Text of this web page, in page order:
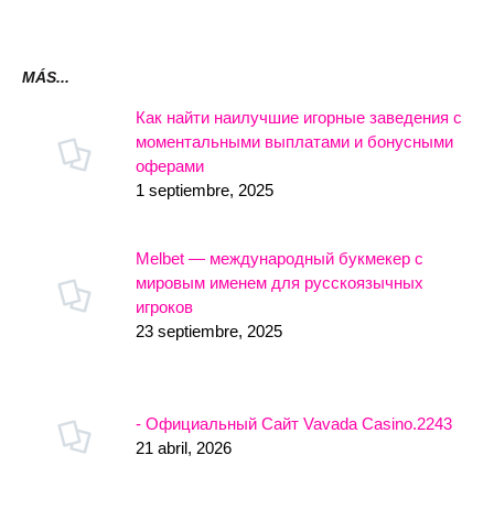
MÁS...
Как найти наилучшие игорные заведения с
моментальными выплатами и бонусными
оферами
1 septiembre, 2025
Melbet — международный букмекер с
мировым именем для русскоязычных
игроков
23 septiembre, 2025
- Официальный Сайт Vavada Casino.2243
21 abril, 2026